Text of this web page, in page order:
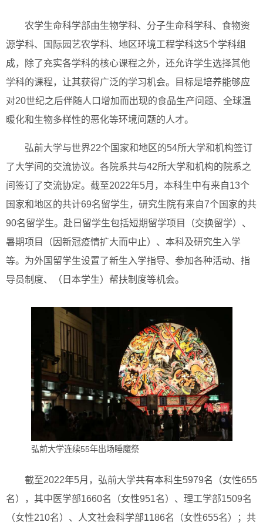
农学生命科学部由生物学科、分子生命科学科、食物资
源学科、国际园艺农学科、地区环境工程学科这5个学科组
成，除了充实各学科的核心课程之外，还允许学生选择其他
学科的课程，让其获得广泛的学习机会。目标是培养能够应
对20世纪之后伴随人口增加而出现的食品生产问题、全球温
暖化和生物多样性的恶化等环境问题的人才。
弘前大学与世界22个国家和地区的54所大学和机构签订
了大学间的交流协议。各院系共与42所大学和机构的院系之
间签订了交流协定。截至2022年5月，本科生中有来自13个
国家和地区的共计69名留学生，研究生院有来自7个国家的共
90名留学生。赴日留学生包括短期留学项目（交换留学）、
暑期项目（因新冠疫情扩大而中止）、本科及研究生入学
等。为外国留学生设置了新生入学指导、参加各种活动、指
导员制度、（日本学生）帮扶制度等机会。
弘前大学连续55年出场睡魔祭
截至2022年5月，弘前大学共有本科生5979名（女性655
名），其中医学部1660名（女性951名）、理工学部1509名
（女性210名）、人文社会科学部1186名（女性655名）；共